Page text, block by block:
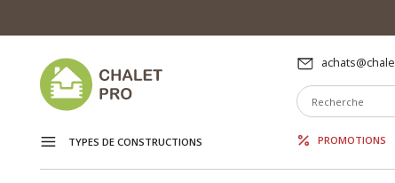
TYPES DE CONSTRUCTIONS PROMOTIONS